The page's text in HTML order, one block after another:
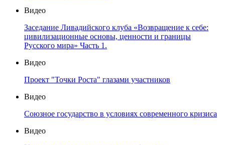
Видео
Заседание Ливадийского клуба «Возвращение к себе:
цивилизационные основы, ценности и границы
Русского мира» Часть 1.
Видео
Проект "Точки Роста" глазами участников
Видео
Союзное государство в условиях современного кризиса
Видео